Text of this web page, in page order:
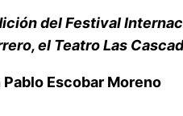
del Festival
el Teatro Las
Pablo Escobar Moreno